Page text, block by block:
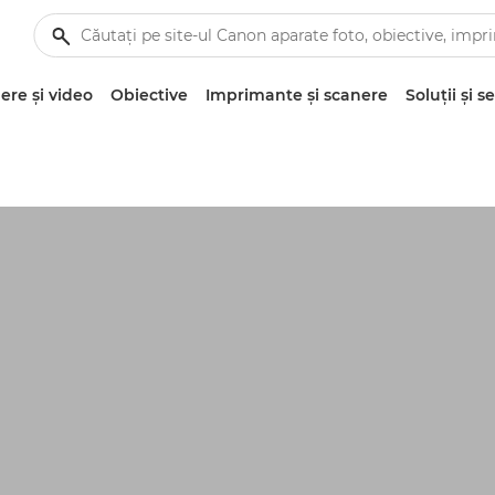
şi video Obiective Imprimante şi scanere Soluţii şi